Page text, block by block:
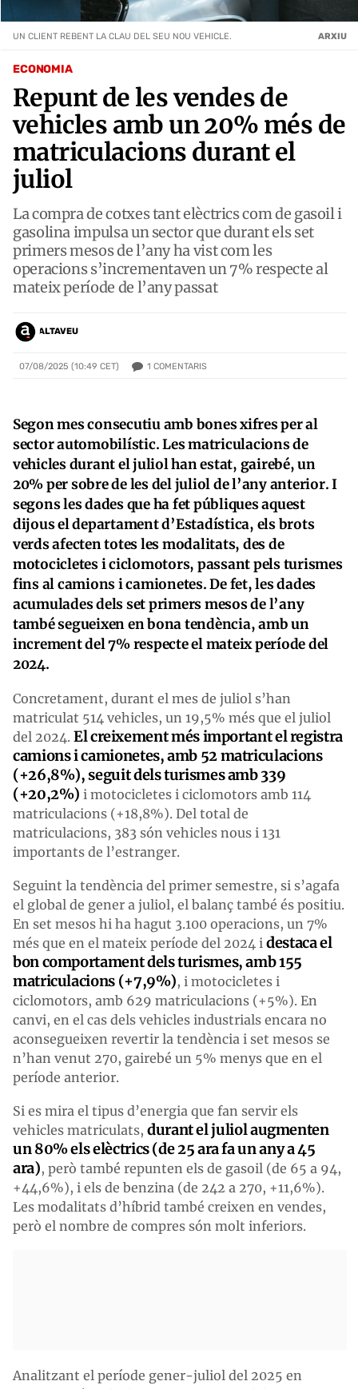
ECONOMIA
Repunt de les vendes de
vehicles amb un 20% més de
matriculacions durant el
juliol
La compra de cotxes tant elèctrics com de gasoil i
gasolina impulsa un sector que durant els set
primers mesos de l’any ha vist com les
operacions s’incrementaven un 7% respecte al
mateix període de l’any passat
ALTAVEU
07/08/2025 (10:49 CET) 1 COMENTARIS
UN CLIENT REBENT LA CLAU DEL SEU NOU VEHICLE. ARXIU
Segon mes consecutiu amb bones xifres per al
sector automobilístic. Les matriculacions de
vehicles durant el juliol han estat, gairebé, un
20% per sobre de les del juliol de l’any anterior. I
segons les dades que ha fet públiques aquest
dijous el departament d’Estadística, els brots
verds afecten totes les modalitats, des de
motocicletes i ciclomotors, passant pels turismes
fins al camions i camionetes. De fet, les dades
acumulades dels set primers mesos de l’any
també segueixen en bona tendència, amb un
increment del 7% respecte el mateix període del
2024.
Concretament, durant el mes de juliol s’han
matriculat 514 vehicles, un 19,5% més que el juliol
del 2024. El creixement més important el registra
camions i camionetes, amb 52 matriculacions
(+26,8%), seguit dels turismes amb 339
(+20,2%) i motocicletes i ciclomotors amb 114
matriculacions (+18,8%). Del total de
matriculacions, 383 són vehicles nous i 131
importants de l’estranger.
Seguint la tendència del primer semestre, si s’agafa
el global de gener a juliol, el balanç també és positiu.
En set mesos hi ha hagut 3.100 operacions, un 7%
més que en el mateix període del 2024 i destaca el
bon comportament dels turismes, amb 155
matriculacions (+7,9%), i motocicletes i
ciclomotors, amb 629 matriculacions (+5%). En
canvi, en el cas dels vehicles industrials encara no
aconsegueixen revertir la tendència i set mesos se
n’han venut 270, gairebé un 5% menys que en el
període anterior.
Si es mira el tipus d’energia que fan servir els
vehicles matriculats, durant el juliol augmenten
un 80% els elèctrics (de 25 ara fa un any a 45
ara), però també repunten els de gasoil (de 65 a 94,
+44,6%), i els de benzina (de 242 a 270, +11,6%).
Les modalitats d’híbrid també creixen en vendes,
però el nombre de compres són molt inferiors.
Analitzant el període gener-juliol del 2025 en